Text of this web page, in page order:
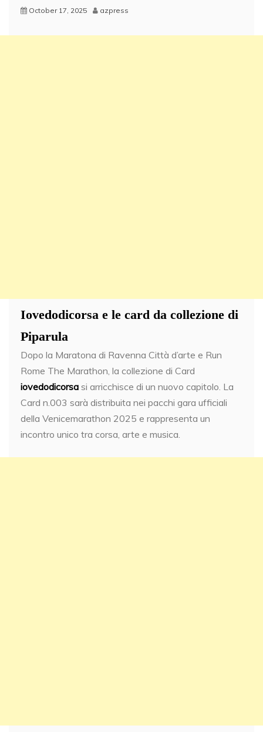
October 17, 2025 azpress
Iovedodicorsa e le card da collezione di
Piparula
Dopo la Maratona di Ravenna Città d’arte e Run
Rome The Marathon, la collezione di Card
iovedodicorsa si arricchisce di un nuovo capitolo. La
Card n.003 sarà distribuita nei pacchi gara ufficiali
della Venicemarathon 2025 e rappresenta un
incontro unico tra corsa, arte e musica.